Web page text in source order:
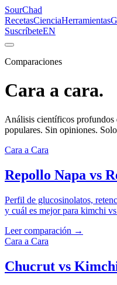
SourChad
RecetasCienciaHerramientas
SuscríbeteEN
Comparaciones
Cara a cara.
Análisis científicos profundos
populares. Sin opiniones.
Cara a Cara
Repollo Napa vs
Perfil de glucosinolatos,
y cuál es mejor para kimchi
Leer comparación →
Cara a Cara
Chucrut vs